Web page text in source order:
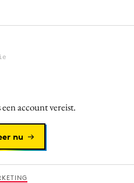
account vereist.
nu